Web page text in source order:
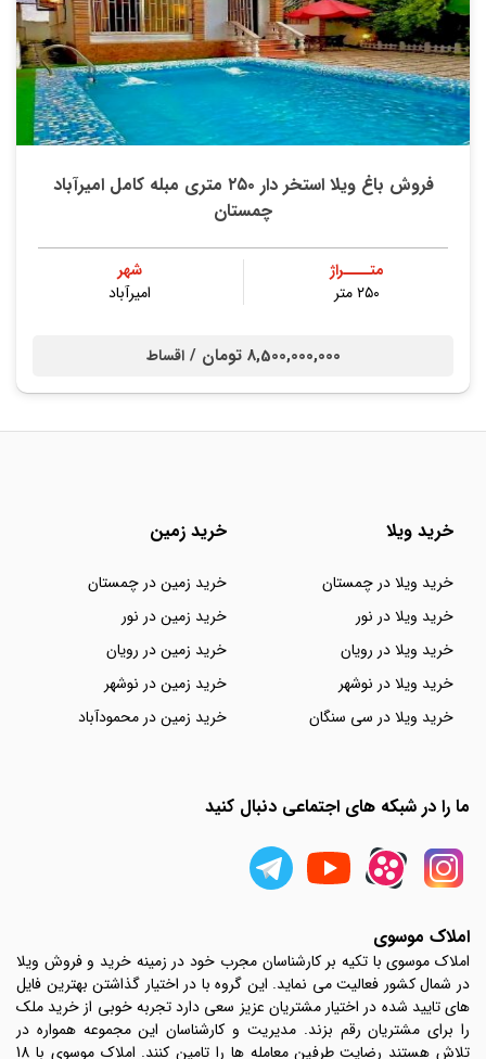
فروش باغ ویلا استخر دار ۲۵۰ متری مبله کامل امیرآباد
چمستان
متــــراژ
۲۵۰ متر
شهر
امیرآباد
8,500,000,000 تومان / اقساط
خرید ویلا
خرید ویلا در چمستان
خرید ویلا در نور
خرید ویلا در رویان
خرید ویلا در نوشهر
خرید ویلا در سی سنگان
خرید زمین
خرید زمین در چمستان
خرید زمین در نور
خرید زمین در رویان
خرید زمین در نوشهر
خرید زمین در محمودآباد
ما را در شبکه های اجتماعی دنبال کنید
املاک موسوی
املاک موسوی با تکیه بر کارشناسان مجرب خود در زمینه خرید و فروش ویلا
در شمال کشور فعالیت می نماید. این گروه با در اختیار گذاشتن بهترین فایل
های تایید شده در اختیار مشتریان عزیز سعی دارد تجربه خوبی از خرید ملک
را برای مشتریان رقم بزند. مدیریت و کارشناسان این مجموعه همواره در
تلاش هستند رضایت طرفین معامله ها را تامین کنند. املاک موسوی با 18